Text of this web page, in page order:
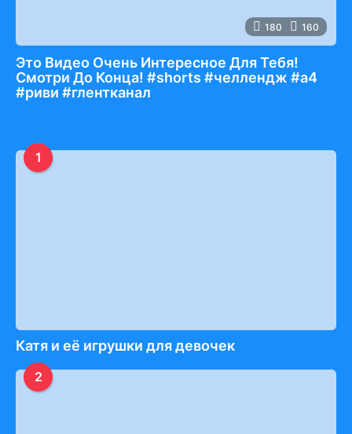
180 160
Это Видео Очень Интересное Для Тебя!
Смотри До Конца! #shorts #челлендж #а4
#риви #глентканал
1
Катя и её игрушки для девочек
2